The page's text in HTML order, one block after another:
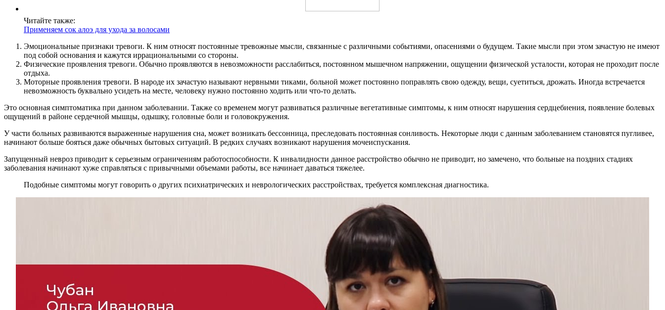
Читайте также:
Применяем сок алоэ для ухода за волосами
Эмоциональные признаки тревоги. К ним относят постоянные тревожные мысли, связанные с различными событиями, опасениями о будущем. Такие мысли при этом зачастую не имеют
под собой основания и кажутся иррациональными со стороны.
Физические проявления тревоги. Обычно проявляются в невозможности расслабиться, постоянном мышечном напряжении, ощущении физической усталости, которая не проходит после
отдыха.
Моторные проявления тревоги. В народе их зачастую называют нервными тиками, больной может постоянно поправлять свою одежду, вещи, суетиться, дрожать. Иногда встречается
невозможность буквально усидеть на месте, человеку нужно постоянно ходить или что-то делать.
Это основная симптоматика при данном заболевании. Также со временем могут развиваться различные вегетативные симптомы, к ним относят нарушения сердцебиения, появление болевых
ощущений в районе сердечной мышцы, одышку, головные боли и головокружения.
У части больных развиваются выраженные нарушения сна, может возникать бессонница, преследовать постоянная сонливость. Некоторые люди с данным заболеванием становятся пугливее,
начинают больше бояться даже обычных бытовых ситуаций. В редких случаях возникают нарушения мочеиспускания.
Запущенный невроз приводит к серьезным ограничениям работоспособности. К инвалидности данное расстройство обычно не приводит, но замечено, что больные на поздних стадиях
заболевания начинают хуже справляться с привычными объемами работы, все начинает даваться тяжелее.
Подобные симптомы могут говорить о других психиатрических и неврологических расстройствах, требуется комплексная диагностика.